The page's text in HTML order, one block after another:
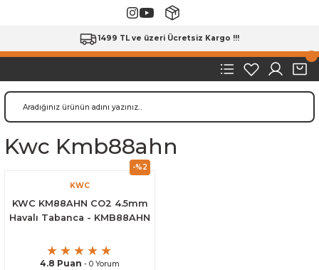
1499 TL ve üzeri Ücretsiz Kargo !!!
Kwc Kmb88ahn
-%2
KWC
KWC KM88AHN CO2 4.5mm
Havalı Tabanca - KMB88AHN
4.8 Puan - 0 Yorum